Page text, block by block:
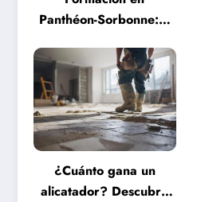
Panthéon-Sorbonne: 5
de maestría en
ingeniería financiera
que transformarán tu
futuro
¿Cuánto gana un
alicatador? Descubre